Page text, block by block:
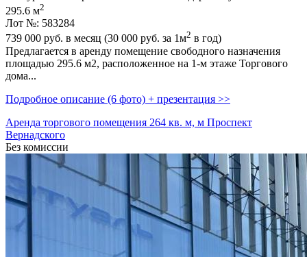
295.6 м2
Лот №: 583284
739 000 руб. в месяц (30 000 руб. за 1м2 в год)
Предлагается в аренду помещение свободного назначения
площадью 295.6 м2,­ расположенное на 1-м этаже Торгового
дома...
Подробное описание (6 фото) + презентация >>
Аренда торгового помещения 264 кв. м, м Проспект
Вернадского
Без комиссии